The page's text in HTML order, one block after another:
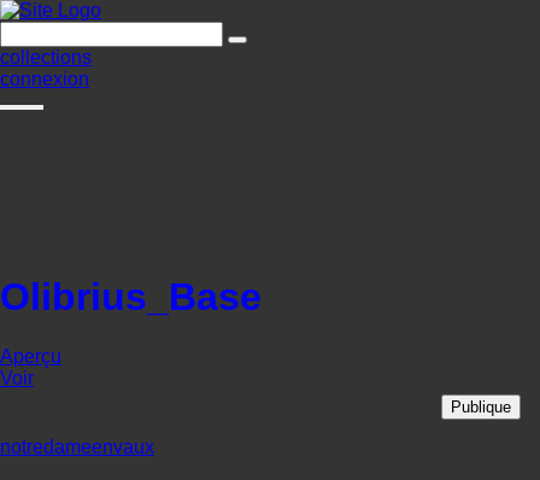
collections
connexion
Olibrius_Base
Aperçu
Voir
Publique
notredameenvaux